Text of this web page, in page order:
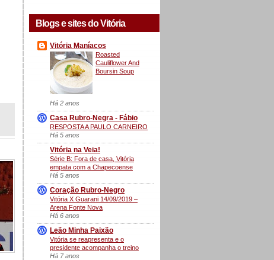
Blogs e sites do Vitória
Vitória Maníacos
Roasted
Cauliflower And
Boursin Soup
Há 2 anos
Casa Rubro-Negra - Fábio
RESPOSTA A PAULO CARNEIRO
Há 5 anos
Vitória na Veia!
Série B: Fora de casa, Vitória
empata com a Chapecoense
Há 5 anos
Coração Rubro-Negro
Vitória X Guarani 14/09/2019 –
Arena Fonte Nova
Há 6 anos
Leão Minha Paixão
Vitória se reapresenta e o
presidente acompanha o treino
Há 7 anos